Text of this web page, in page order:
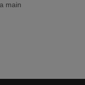
main